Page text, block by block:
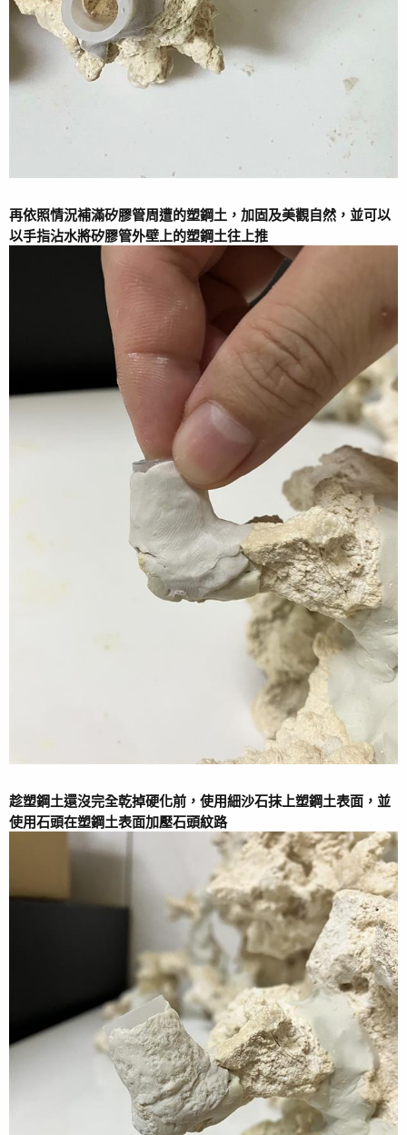
再依照情況補滿矽膠管周遭的塑鋼土，加固及美觀自然，並可以
以手指沾水將矽膠管外壁上的塑鋼土往上推
趁塑鋼土還沒完全乾掉硬化前，使用細沙石抹上塑鋼土表面，並
使用石頭在塑鋼土表面加壓石頭紋路